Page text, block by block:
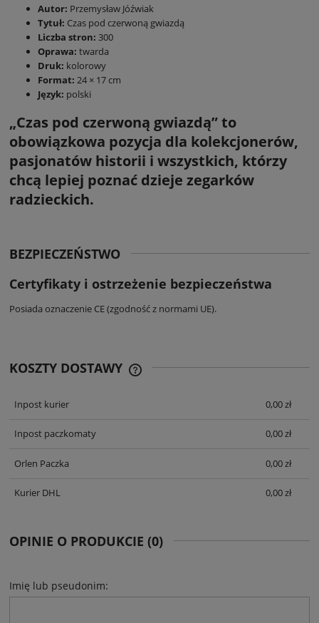
Autor: Przemysław Jóźwiak
Tytuł: Czas pod czerwoną gwiazdą
Liczba stron: 300
Oprawa: twarda
Druk: kolorowy
Format: 24 × 17 cm
Język: polski
„Czas pod czerwoną gwiazdą” to
obowiązkowa pozycja dla kolekcjonerów,
pasjonatów historii i wszystkich, którzy
chcą lepiej poznać dzieje zegarków
radzieckich.
BEZPIECZEŃSTWO
Certyfikaty i ostrzeżenie bezpieczeństwa
Posiada oznaczenie CE (zgodność z normami UE).
KOSZTY DOSTAWY
Inpost kurier
0,00 zł
Inpost paczkomaty 0,00 zł
Orlen Paczka 0,00 zł
Kurier DHL 0,00 zł
OPINIE O PRODUKCIE (0)
Imię lub pseudonim: